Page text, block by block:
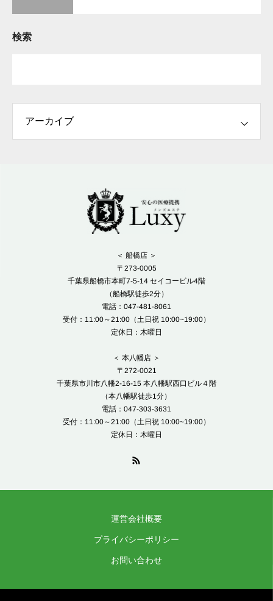
検索
＜ 船橋店 ＞
〒273-0005
千葉県船橋市本町7-5-14 セイコービル4階
（船橋駅徒歩2分）
電話：047-481-8061
受付：11:00～21:00（土日祝 10:00~19:00）
定休日：木曜日
＜ 本八幡店 ＞
〒272-0021
千葉県市川市八幡2-16-15 本八幡駅西口ビル４階
（本八幡駅徒歩1分）
電話：047-303-3631
受付：11:00～21:00（土日祝 10:00~19:00）
定休日：木曜日
運営会社概要
プライバシーポリシー
お問い合わせ